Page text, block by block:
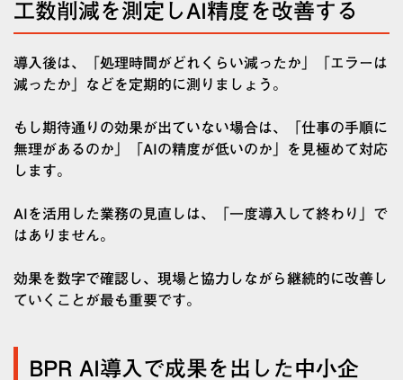
工数削減を測定しAI精度を改善する
導入後は、「処理時間がどれくらい減ったか」「エラーは
減ったか」などを定期的に測りましょう。
もし期待通りの効果が出ていない場合は、「仕事の手順に
無理があるのか」「AIの精度が低いのか」を見極めて対応
します。
AIを活用した業務の見直しは、「一度導入して終わり」で
はありません。
効果を数字で確認し、現場と協力しながら継続的に改善し
ていくことが最も重要です。
BPR AI導入で成果を出した中小企